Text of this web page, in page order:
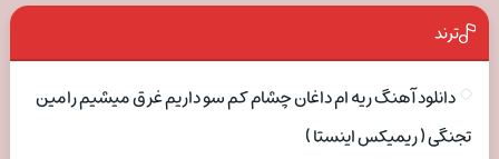
ترند
دانلود آهنگ ریه ام داغان چشام کم سو داریم غرق میشیم رامین
تجنگی ( ریمیکس اینستا )